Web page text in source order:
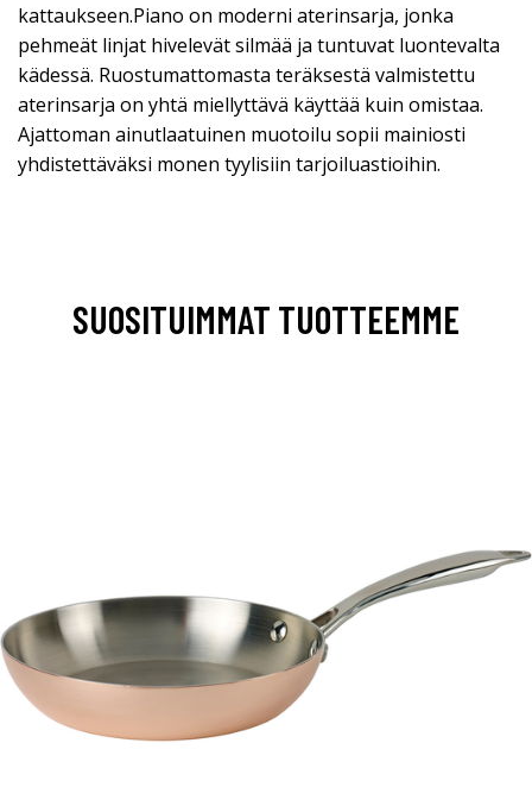
kattaukseen.Piano on moderni aterinsarja, jonka
pehmeät linjat hivelevät silmää ja tuntuvat luontevalta
kädessä. Ruostumattomasta teräksestä valmistettu
aterinsarja on yhtä miellyttävä käyttää kuin omistaa.
Ajattoman ainutlaatuinen muotoilu sopii mainiosti
yhdistettäväksi monen tyylisiin tarjoiluastioihin.
SUOSITUIMMAT TUOTTEEMME